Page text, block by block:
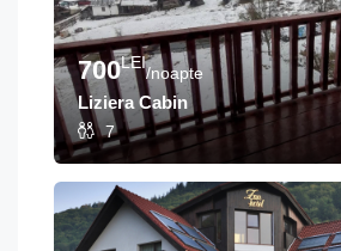
700LEI
/noapte
Liziera Cabin
7